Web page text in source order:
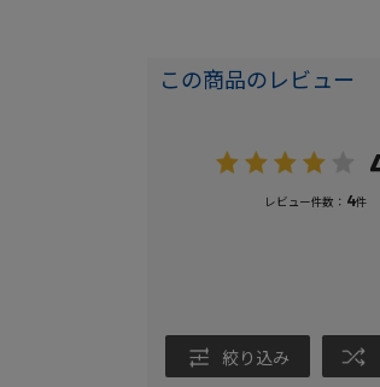
この商品のレビュー
レビュー件数： 4件
絞り込み